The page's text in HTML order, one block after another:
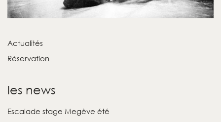
Actualités
Réservation
les news
Escalade stage Megève été